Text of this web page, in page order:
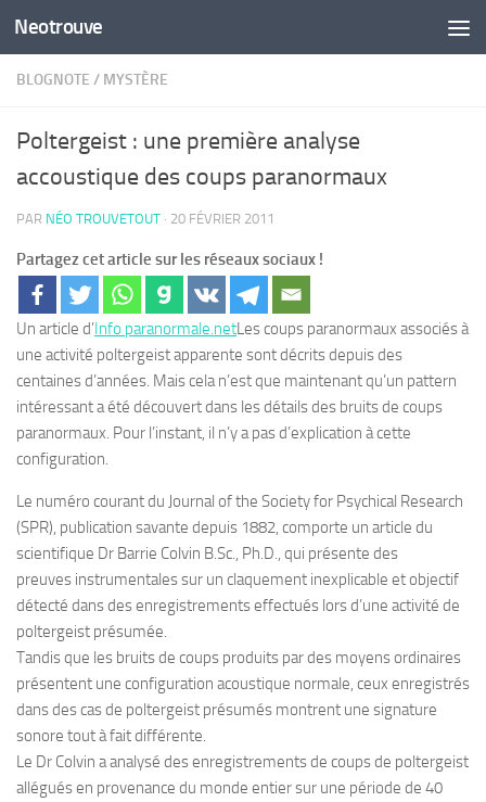
Skip to content
Neotrouve
BLOGNOTE / MYSTÈRE
Poltergeist : une première analyse
accoustique des coups paranormaux
PAR NÉO TROUVETOUT · 20 FÉVRIER 2011
Partagez cet article sur les réseaux sociaux !
Un article d’Info paranormale.netLes coups paranormaux associés à
une activité poltergeist apparente sont décrits depuis des
centaines d’années. Mais cela n’est que maintenant qu’un pattern
intéressant a été découvert dans les détails des bruits de coups
paranormaux. Pour l’instant, il n’y a pas d’explication à cette
configuration.
Le numéro courant du Journal of the Society for Psychical Research
(SPR), publication savante depuis 1882, comporte un article du
scientifique Dr Barrie Colvin B.Sc., Ph.D., qui présente des
preuves instrumentales sur un claquement inexplicable et objectif
détecté dans des enregistrements effectués lors d’une activité de
poltergeist présumée.
Tandis que les bruits de coups produits par des moyens ordinaires
présentent une configuration acoustique normale, ceux enregistrés
dans des cas de poltergeist présumés montrent une signature
sonore tout à fait différente.
Le Dr Colvin a analysé des enregistrements de coups de poltergeist
allégués en provenance du monde entier sur une période de 40